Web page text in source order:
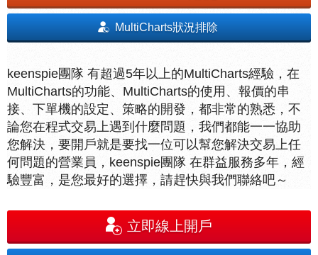
MultiCharts狀況排除
keenspie團隊 有超過5年以上的MultiCharts經驗，在
MultiCharts的功能、MultiCharts的使用、報價的串
接、下單機的設定、策略的開發，都非常的熟悉，不
論您在程式交易上遇到什麼問題，我們都能一一協助
您解決，要開戶就是要找一位可以幫您解決交易上任
何問題的營業員，keenspie團隊 在群益服務多年，經
驗豐富，是您最好的選擇，請趕快與我們聯絡吧～
立即線上開戶